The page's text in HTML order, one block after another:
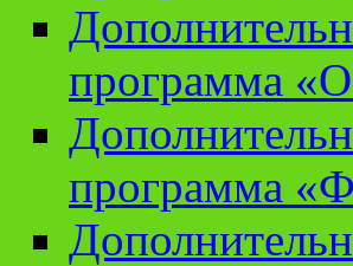
программа
программа